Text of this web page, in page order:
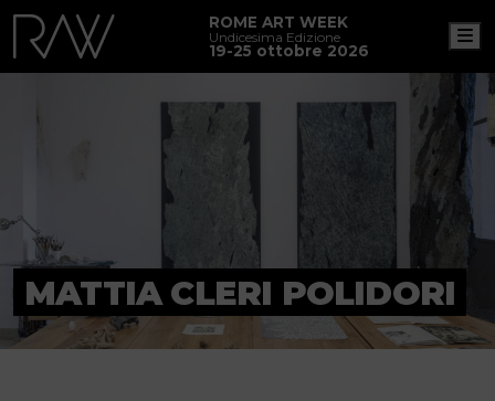
ROME ART WEEK
Undicesima Edizione
19-25 ottobre 2026
MATTIA CLERI POLIDORI